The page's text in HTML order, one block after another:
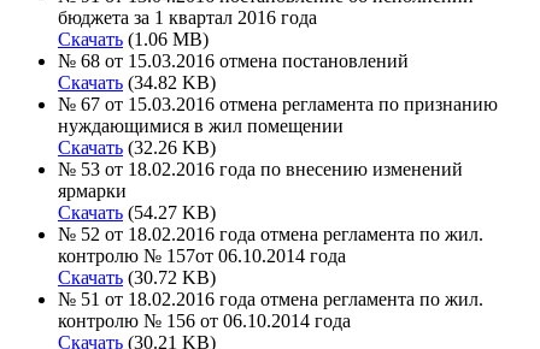
бюджета за 1 квартал 2016 года
Скачать (1.06 MB)
№ 68 от 15.03.2016 отмена постановлений
Скачать (34.82 KB)
№ 67 от 15.03.2016 отмена регламента по признанию
нуждающимися в жил помещении
Скачать (32.26 KB)
№ 53 от 18.02.2016 года по внесению изменений
ярмарки
Скачать (54.27 KB)
№ 52 от 18.02.2016 года отмена регламента по жил.
контролю № 157от 06.10.2014 года
Скачать (30.72 KB)
№ 51 от 18.02.2016 года отмена регламента по жил.
контролю № 156 от 06.10.2014 года
Скачать (30.21 KB)